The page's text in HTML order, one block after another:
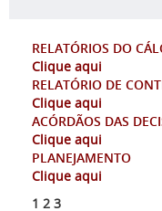
RELATÓRIOS DO
Clique aqui
RELATÓRIO DE
Clique aqui
ACÓRDÃOS DAS
Clique aqui
PLANEJAMENTO
Clique aqui
1 2 3